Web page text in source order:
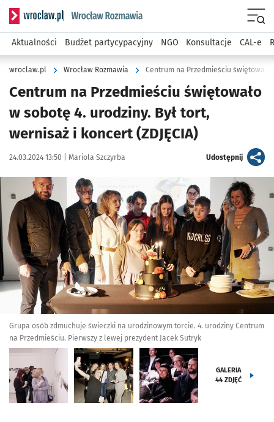
Serwis informacyjny wroclaw.pl podserwis: Rozmawia
Aktualności Budżet partycypacyjny NGO Konsultacje CAL-e
wroclaw.pl Wrocław Rozmawia Centrum na Przedmieściu
Centrum na Przedmieściu świętowało
w sobotę 4. urodziny. Był tort,
wernisaż i koncert (ZDJĘCIA)
Data publikacji:
24.03.2024 13:50 | Autor:
Mariola Szczyrba Udostępnijartykuł
Kliknij, aby zobaczyć galerię
Grupa osób zdmuchuje świeczki na urodzinowym torcie. 4. urodziny Centrum
na Przedmieściu. Pierwszy z lewej prezydent Jacek Sutryk
GALERIA
44 ZDJĘĆ